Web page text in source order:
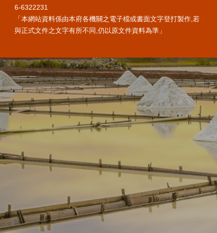
6-6322231
「本網站資料係由本府各機關之電子檔或書面文字登打製作,若
與正式文件之文字有所不同,仍以原文件資料為準」